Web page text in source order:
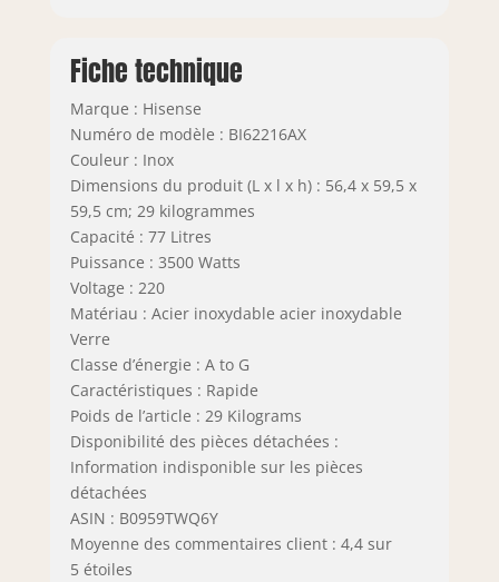
Fiche technique
Marque : Hisense
Numéro de modèle : BI62216AX
Couleur : Inox
Dimensions du produit (L x l x h) : 56,4 x 59,5 x
59,5 cm; 29 kilogrammes
Capacité : 77 Litres
Puissance : 3500 Watts
Voltage : 220
Matériau : Acier inoxydable acier inoxydable
Verre
Classe d’énergie : A to G
Caractéristiques : Rapide
Poids de l’article : 29 Kilograms
Disponibilité des pièces détachées :
Information indisponible sur les pièces
détachées
ASIN : B0959TWQ6Y
Moyenne des commentaires client : 4,4 sur
5 étoiles